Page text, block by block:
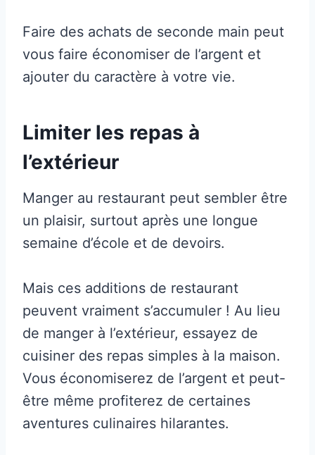
Faire des achats de seconde main peut
vous faire économiser de l’argent et
ajouter du caractère à votre vie.
Limiter les repas à
l’extérieur
Manger au restaurant peut sembler être
un plaisir, surtout après une longue
semaine d’école et de devoirs.
Mais ces additions de restaurant
peuvent vraiment s’accumuler ! Au lieu
de manger à l’extérieur, essayez de
cuisiner des repas simples à la maison.
Vous économiserez de l’argent et peut-
être même profiterez de certaines
aventures culinaires hilarantes.